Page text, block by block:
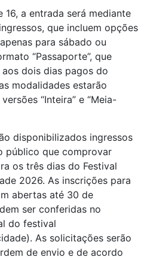
16, a entrada será mediante
que incluem opções
para sábado ou
“Passaporte”, que
dois dias pagos do
modalidades estarão
“Inteira” e “Meia-
disponibilizados ingressos
público que comprovar
os três dias do Festival
2026. As inscrições para
abertas até 30 de
ser conferidas no
do festival
As solicitações serão
de envio e de acordo